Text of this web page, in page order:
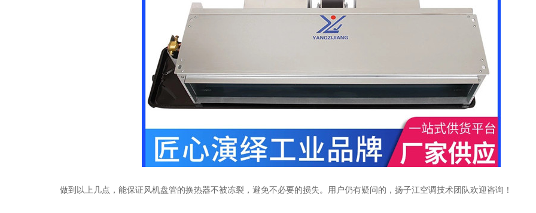
做到以上几点，能保证风机盘管的换热器不被冻裂，避免不必要的损失。用户仍有疑问的，扬子江空调技术团队欢迎咨询！